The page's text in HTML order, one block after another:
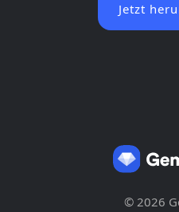
Jetzt
© 2026